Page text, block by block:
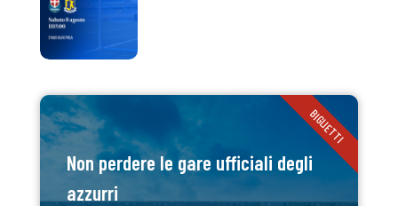
Non perdere le gare ufficiali degli
azzurri
BIGLIETTI